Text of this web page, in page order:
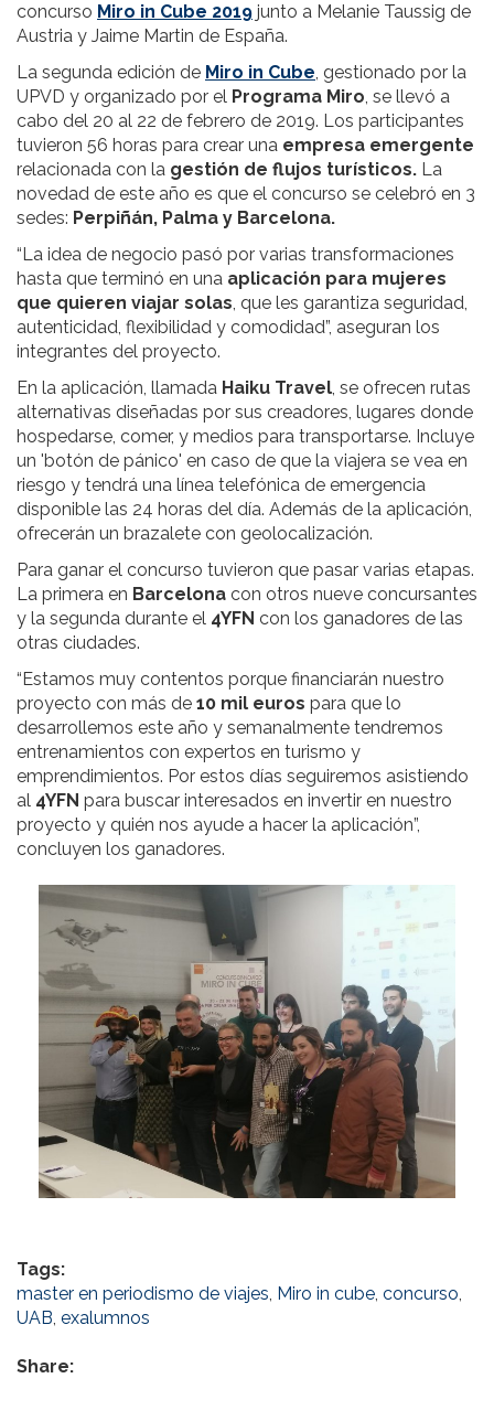
concurso Miro in Cube 2019 junto a Melanie Taussig de
Austria y Jaime Martin de España.
La segunda edición de Miro in Cube, gestionado por la
UPVD y organizado por el Programa Miro, se llevó a
cabo del 20 al 22 de febrero de 2019. Los participantes
tuvieron 56 horas para crear una empresa emergente
relacionada con la gestión de flujos turísticos. La
novedad de este año es que el concurso se celebró en 3
sedes: Perpiñán, Palma y Barcelona.
“La idea de negocio pasó por varias transformaciones
hasta que terminó en una aplicación para mujeres
que quieren viajar solas, que les garantiza seguridad,
autenticidad, flexibilidad y comodidad”, aseguran los
integrantes del proyecto.
En la aplicación, llamada Haiku Travel, se ofrecen rutas
alternativas diseñadas por sus creadores, lugares donde
hospedarse, comer, y medios para transportarse. Incluye
un 'botón de pánico' en caso de que la viajera se vea en
riesgo y tendrá una línea telefónica de emergencia
disponible las 24 horas del día. Además de la aplicación,
ofrecerán un brazalete con geolocalización.
Para ganar el concurso tuvieron que pasar varias etapas.
La primera en Barcelona con otros nueve concursantes
y la segunda durante el 4YFN con los ganadores de las
otras ciudades.
“Estamos muy contentos porque financiarán nuestro
proyecto con más de 10 mil euros para que lo
desarrollemos este año y semanalmente tendremos
entrenamientos con expertos en turismo y
emprendimientos. Por estos días seguiremos asistiendo
al 4YFN para buscar interesados en invertir en nuestro
proyecto y quién nos ayude a hacer la aplicación”,
concluyen los ganadores.
Tags:
master en periodismo de viajes, Miro in cube, concurso,
UAB, exalumnos
Share: